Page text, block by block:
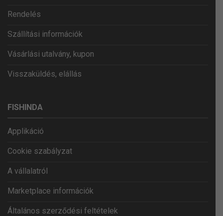
Rendelés
Szállítási információk
Vásárlási utalvány, kupon
Visszaküldés, elállás
FISHINDA
Applikáció
Cookie szabályzat
A vállalatról
Marketplace információk
Általános szerződési feltételek